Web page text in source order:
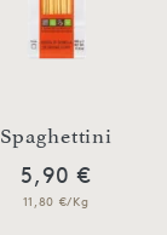
Spaghettini
5,90 €
11,80 €/Kg